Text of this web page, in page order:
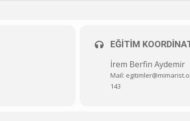
EĞITIM
İrem Berfin Aydemir
Mail:
143